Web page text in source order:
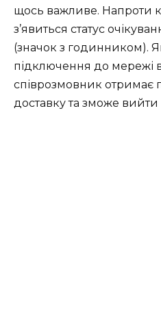
щось важливе. Напроти
з’явиться статус
(значок з годинником).
підключення до мережі
співрозмовник отримає
доставку та зможе вийти